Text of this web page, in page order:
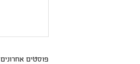
פוסטים אחרונים